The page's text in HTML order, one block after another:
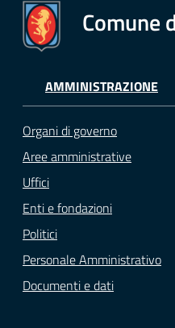
Comune
AMMINISTRAZIONE
Organi di governo
Aree amministrative
Uffici
Enti e fondazioni
Politici
Personale Amministrativo
Documenti e dati